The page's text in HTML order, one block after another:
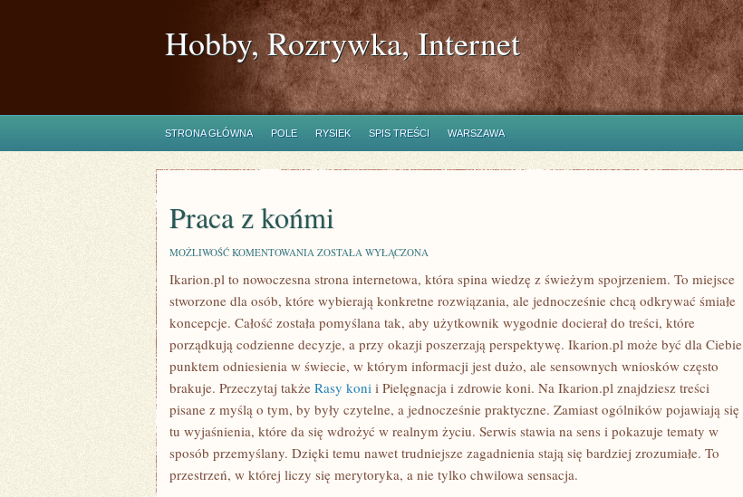
Hobby, Rozrywka, Internet
STRONA GŁÓWNA POLE RYSIEK SPIS TREŚCI WARSZAWA
Praca z końmi
MOŻLIWOŚĆ KOMENTOWANIA PRACA
KOŃMI
ZOSTAŁA WYŁĄCZONA
Ikarion.pl to nowoczesna strona internetowa, która spina wiedzę z świeżym spojrzeniem. To miejsce
stworzone dla osób, które wybierają konkretne rozwiązania, ale jednocześnie chcą odkrywać śmiałe
koncepcje. Całość została pomyślana tak, aby użytkownik wygodnie docierał do treści, które
porządkują codzienne decyzje, a przy okazji poszerzają perspektywę. Ikarion.pl może być dla Ciebie
punktem odniesienia w świecie, w którym informacji jest dużo, ale sensownych wniosków często
brakuje. Przeczytaj także Rasy koni i Pielęgnacja i zdrowie koni. Na Ikarion.pl znajdziesz treści
pisane z myślą o tym, by były czytelne, a jednocześnie praktyczne. Zamiast ogólników pojawiają się
tu wyjaśnienia, które da się wdrożyć w realnym życiu. Serwis stawia na sens i pokazuje tematy w
sposób przemyślany. Dzięki temu nawet trudniejsze zagadnienia stają się bardziej zrozumiałe. To
przestrzeń, w której liczy się merytoryka, a nie tylko chwilowa sensacja.